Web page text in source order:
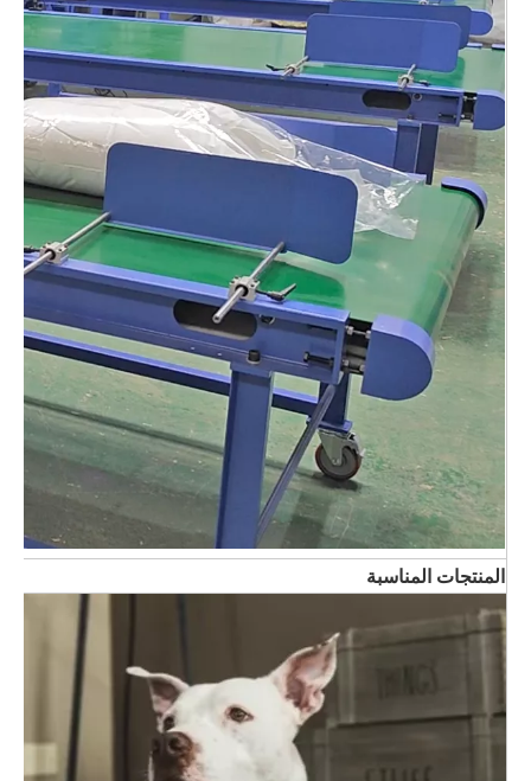
المنتجات المناسبة